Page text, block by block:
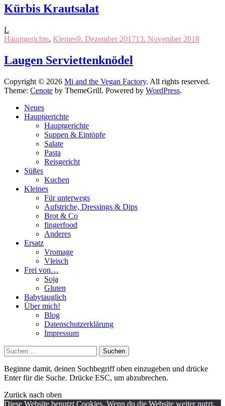
Kürbis Krautsalat
L
Hauptgerichte, Kleines9. Dezember 201713. November 2018
Laugen Serviettenknödel
Copyright © 2026 Mi and the Vegan Factory. All rights reserved.
Theme: Cenote by ThemeGrill. Powered by WordPress.
Neues
Hauptgerichte
Hauptgerichte
Suppen & Eintöpfe
Salate
Pasta
Reisgericht
Süßes
Kuchen
Kleines
Für unterwegs
Aufstriche, Dressings & Dips
Brot & Co
fingerfood
Anderes
Ersatz
Vromage
Vleisch
Frei von…
Soja
Gluten
Babytauglich
Über mich!
Blog
Datenschutzerklärung
Impressum
Suchen
nach:
Beginne damit, deinen Suchbegriff oben einzugeben und drücke
Enter für die Suche. Drücke ESC, um abzubrechen.
Zurück nach oben
Diese Website benutzt Cookies. Wenn du die Website weiter nutzt,